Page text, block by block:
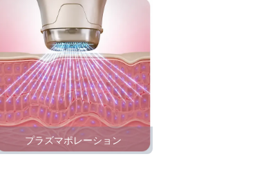
プラズマポレーション